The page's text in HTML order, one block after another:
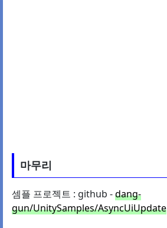
마무리
셈플 프로젝트 : github -dang-
gun/UnitySamples/AsyncUiUpdate